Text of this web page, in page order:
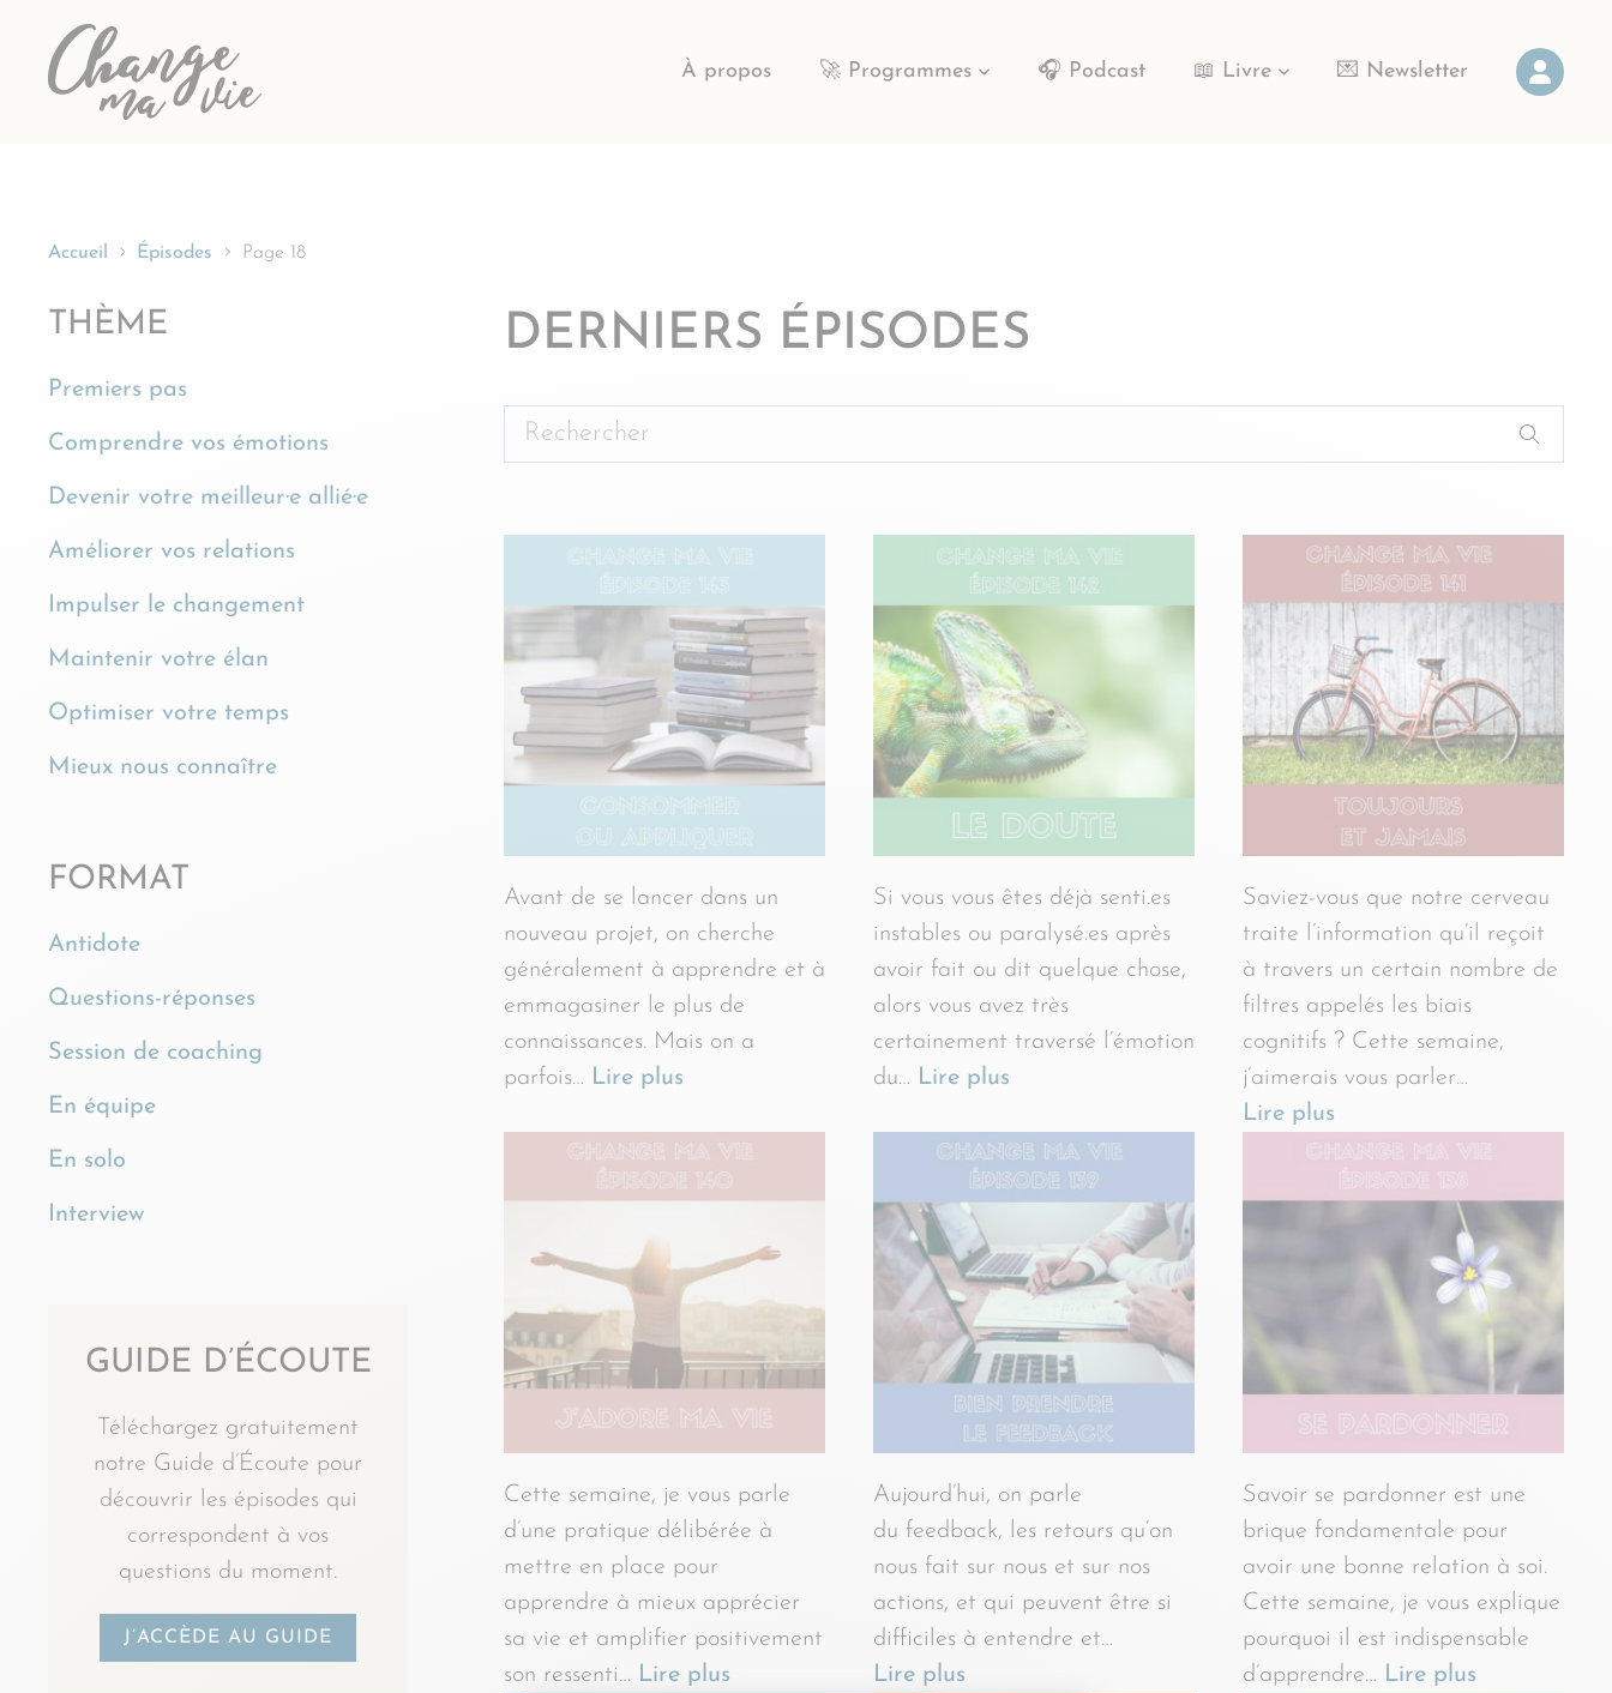
Passer
À propos 🚀 Programmes 🎧 Podcast 📖 Livre 💌 Newsletter
Accueil Épisodes Page 18
THÈME
Premiers pas
Comprendre vos émotions
Devenir votre meilleur·e allié·e
Améliorer vos relations
Impulser le changement
Maintenir votre élan
Optimiser votre temps
Mieux nous connaître
FORMAT
Antidote
Questions-réponses
Session de coaching
En équipe
En solo
Interview
GUIDE D’ÉCOUTE
Téléchargez gratuitement
notre Guide d’Écoute pour
découvrir les épisodes qui
correspondent à vos
questions du moment.
J’ACCÈDE AU GUIDE
DERNIERS ÉPISODES
Rechercher
Avant de se lancer dans un
nouveau projet, on cherche
généralement à apprendre et à
emmagasiner le plus de
connaissances. Mais on a
parfois… Lire plus
Si vous vous êtes déjà senti.es
instables ou paralysé.es après
avoir fait ou dit quelque chose,
alors vous avez très
certainement traversé l’émotion
du… Lire plus
Saviez-vous que notre cerveau
traite l’information qu’il reçoit
à travers un certain nombre de
filtres appelés les biais
cognitifs ? Cette semaine,
j’aimerais vous parler…
Lire plus
Cette semaine, je vous parle
d’une pratique délibérée à
mettre en place pour
apprendre à mieux apprécier
sa vie et amplifier positivement
son ressenti… Lire plus
Aujourd’hui, on parle
du feedback, les retours qu’on
nous fait sur nous et sur nos
actions, et qui peuvent être si
difficiles à entendre et…
Lire plus
Savoir se pardonner est une
brique fondamentale pour
avoir une bonne relation à soi.
Cette semaine, je vous explique
pourquoi il est indispensable
d’apprendre… Lire plus